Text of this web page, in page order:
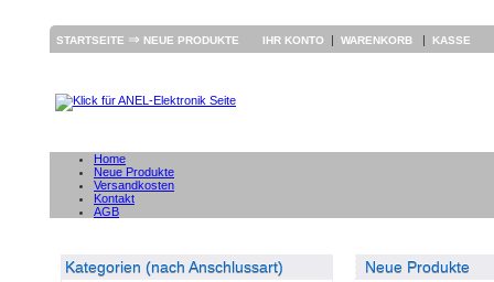
STARTSEITE ⇒ NEUE PRODUKTE IHR KONTO | WARENKORB | KASSE
Home
Neue Produkte
Versandkosten
Kontakt
AGB
Kategorien (nach Anschlussart) Neue Produkte